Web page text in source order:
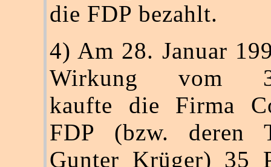
die FDP bezahlt.
4) Am 28. Januar
Wirkung vom
kaufte die Firma
FDP (bzw. deren
Gunter Krüger) 35